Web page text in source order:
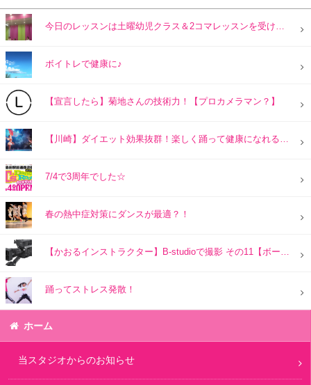
ボイトレで健康に♪
【宣言したら】菊地さんの技術力！【プロカメラマン？】
7/4で3周年でした☆
春の熱中症対策にダンスが最適？！
踊ってストレス発散！
ホーム
当スタジオからのお知らせ